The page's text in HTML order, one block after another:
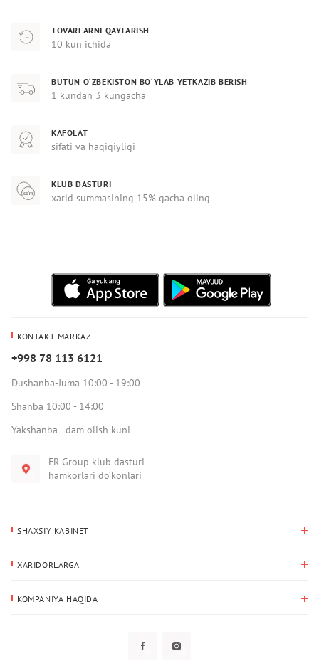
TOVARLARNI QAYTARISH
10 kun ichida
BUTUN O‘ZBEKISTON BO‘YLAB YETKAZIB BERISH
1 kundan 3 kungacha
KAFOLAT
sifati va haqiqiyligi
KLUB DASTURI
xarid summasining 15% gacha oling
KONTAKT-MARKAZ
+998 78 113 6121
Dushanba-Juma 10:00 - 19:00
Shanba 10:00 - 14:00
Yakshanba - dam olish kuni
FR Group klub dasturi
hamkorlari do‘konlari
SHAXSIY KABINET
Yetkazib berish manzili
XARIDORLARGA
KOMPANIYA HAQIDA